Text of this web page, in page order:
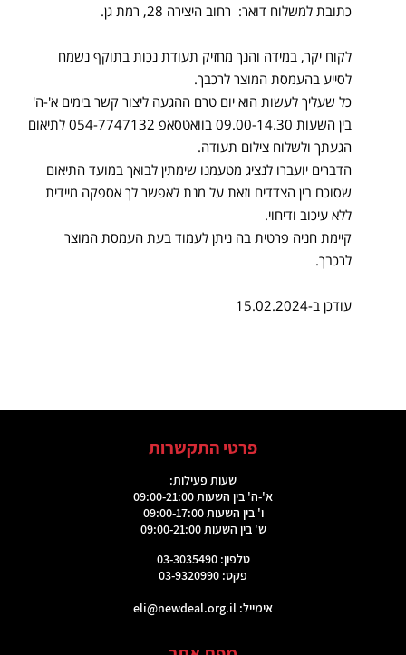
כתובת למשלוח דואר: רחוב היצירה 28, רמת גן.
לקוח יקר, במידה והנך מחזיק תעודת נכות בתוקף נשמח
לסייע בהעמסת המוצר לרכבך.
כל שעליך לעשות הוא יום טרם ההגעה ליצור קשר בימים א'-ה'
בין השעות 09.00-14.30 בוואטסאפ 054-7747132 לתיאום
הגעתך ולשלוח צילום תעודה.
הדברים יועברו לנציג מטעמנו שימתין לבואך במועד התיאום
שסוכם בין הצדדים וזאת על מנת לאפשר לך אספקה מיידית
ללא עיכוב ודיחוי.
קיימת חניה פרטית בה ניתן לעמוד בעת העמסת המוצר
לרכבך.
עודכן ב-15.02.2024
פרטי התקשרות
שעות פעילות:
א'-ה' בין השעות 09:00-21:00
ו' בין השעות 09:00-17:00
ש' בין השעות 09:00-21:00
טלפון: 03-3035490
פקס: 03-9320990
אימייל: eli@newdeal.org.il